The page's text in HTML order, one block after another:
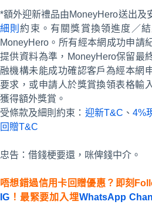
*額外迎新禮品由MoneyHero送出及
細則約束。有關獎賞換領進度／
MoneyHero。所有經本網成功申請
提供資料為準，MoneyHero保留最
融機構未能成功確認客戶為經本網
要求，或申請人於獎賞換領表格輸
獲得額外獎賞。
受條款及細則約束： 迎新T&C 、 4%
回贈T&C
忠告：借錢梗要還，咪俾錢中介。
唔想錯過信用卡回贈優惠？即刻
IG ！最緊要加入埋WhatsApp